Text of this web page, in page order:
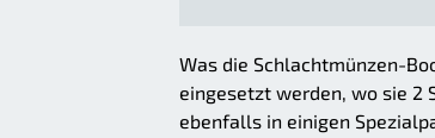
Was die Schlachtmünzen-
eingesetzt werden, wo sie 2
ebenfalls in einigen